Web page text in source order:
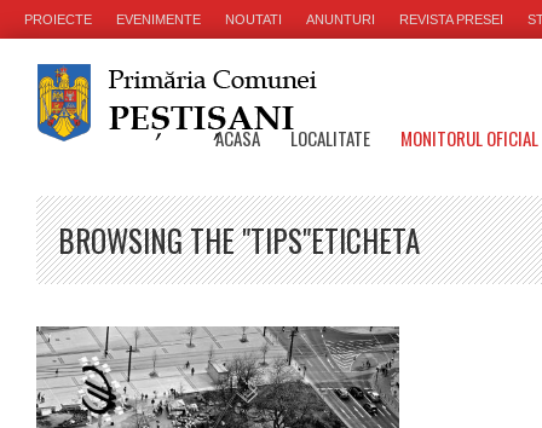
PROIECTE EVENIMENTE NOUTATI ANUNTURI REVISTA PRESEI
ACASA LOCALITATE MONITORUL
BROWSING THE "TIPS"ETICHETA